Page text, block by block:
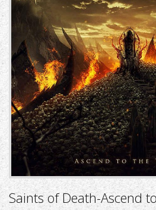
Saints of Death-Ascend